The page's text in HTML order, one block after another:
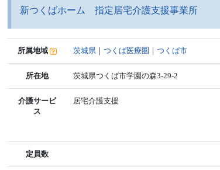
新つくばホーム 指定居宅介護支援事業所
所属地域 茨城県 ｜つくば医療圏 ｜つくば市
所在地 茨城県つくば市学園の森3-29-2
介護サービ
ス
居宅介護支援
定員数